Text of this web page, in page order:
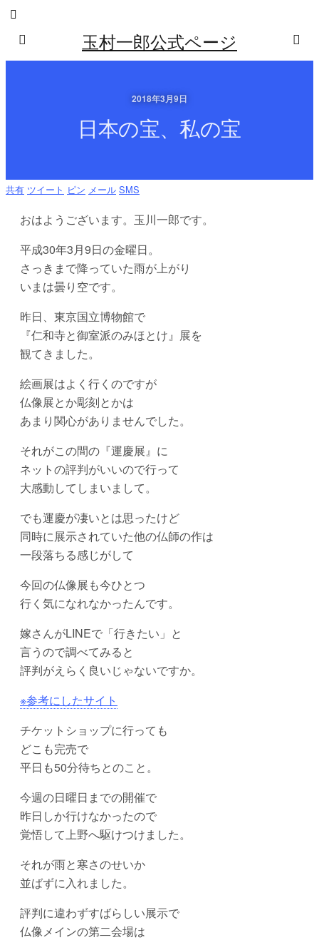
玉村一郎公式ページ
2018年3月9日
日本の宝、私の宝
共有 ツイート ピン メール SMS
おはようございます。玉川一郎です。
平成30年3月9日の金曜日。
さっきまで降っていた雨が上がり
いまは曇り空です。
昨日、東京国立博物館で
『仁和寺と御室派のみほとけ』展を
観てきました。
絵画展はよく行くのですが
仏像展とか彫刻とかは
あまり関心がありませんでした。
それがこの間の『運慶展』に
ネットの評判がいいので行って
大感動してしまいまして。
でも運慶が凄いとは思ったけど
同時に展示されていた他の仏師の作は
一段落ちる感じがして
今回の仏像展も今ひとつ
行く気になれなかったんです。
嫁さんがLINEで「行きたい」と
言うので調べてみると
評判がえらく良いじゃないですか。
※参考にしたサイト
チケットショップに行っても
どこも完売で
平日も50分待ちとのこと。
今週の日曜日までの開催で
昨日しか行けなかったので
覚悟して上野へ駆けつけました。
それが雨と寒さのせいか
並ばずに入れました。
評判に違わずすばらしい展示で
仏像メインの第二会場は